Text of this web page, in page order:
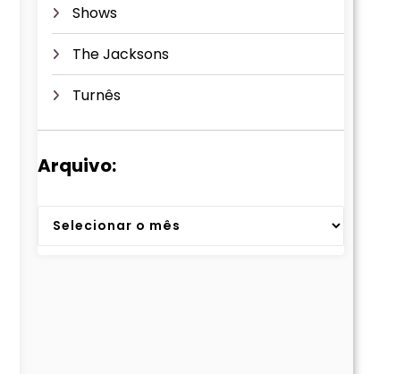
Shows
The Jacksons
Turnês
Arquivo:
Arquivos